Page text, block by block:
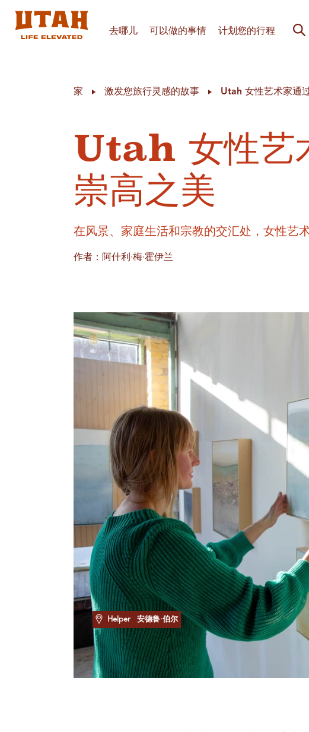
去哪儿 可以做的事情 计划您的行程 网
家 激发您旅行灵感的故事 Utah 女性艺术家通
Utah 女性艺
崇高之美
在风景、家庭生活和宗教的交汇处，女性艺
作者：阿什利·梅·霍伊兰
Helper 安德鲁·伯尔